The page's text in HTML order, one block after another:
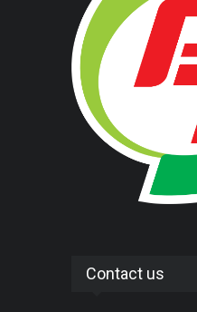
Contact us